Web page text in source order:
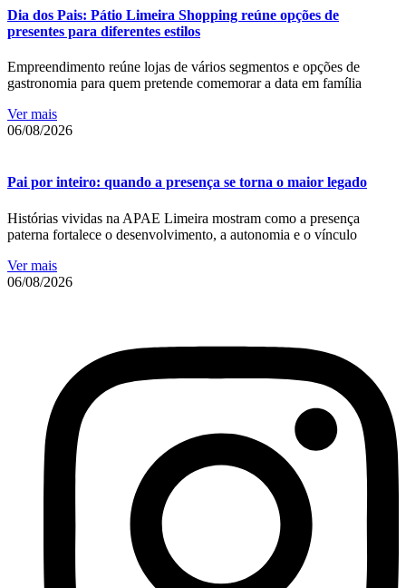
Dia dos Pais: Pátio Limeira Shopping reúne opções de
presentes para diferentes estilos
Empreendimento reúne lojas de vários segmentos e opções de
gastronomia para quem pretende comemorar a data em família
Ver mais
06/08/2026
Pai por inteiro: quando a presença se torna o maior legado
Histórias vividas na APAE Limeira mostram como a presença
paterna fortalece o desenvolvimento, a autonomia e o vínculo
Ver mais
06/08/2026